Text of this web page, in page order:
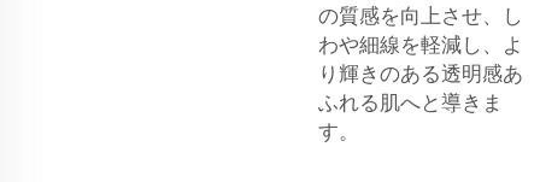
の質感を向上させ、し
わや細線を軽減し、よ
り輝きのある透明感あ
ふれる肌へと導きま
す。